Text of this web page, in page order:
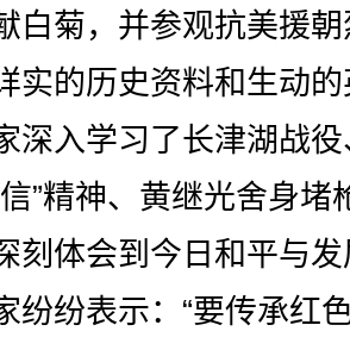
白菊，并参观抗美援
实的历史资料和生动
深入学习了长津湖战
”精神、黄继光舍身堵
刻体会到今日和平与
纷纷表示：“要传承红